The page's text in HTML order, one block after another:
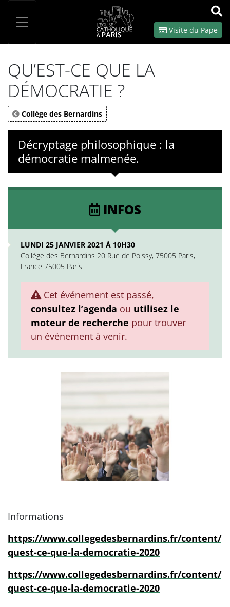
OK
Visite du Pape
QU’EST-CE QUE LA
DÉMOCRATIE ?
Collège des Bernardins
Décryptage philosophique : la
démocratie malmenée.
INFOS
LUNDI 25 JANVIER 2021 À 10H30
Collège des Bernardins 20 Rue de Poissy, 75005 Paris,
France 75005 Paris
Cet événement est passé,
consultez l’agenda ou utilisez le
moteur de recherche pour trouver
un événement à venir.
Informations
https://www.collegedesbernardins.fr/content/
quest-ce-que-la-democratie-2020
https://www.collegedesbernardins.fr/content/
quest-ce-que-la-democratie-2020
Panneau de gestion des cookies